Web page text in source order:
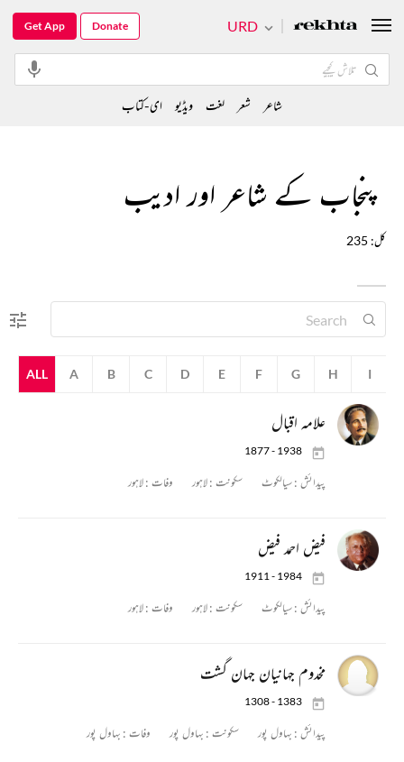
پنجاب کے شاعر اور ادیب
کل: 235
ALL A B C D E F G H I
علامہ اقبال
1877 - 1938
پیدائش :سیالکوٹ سکونت :لاہور وفات :لاہور
فیض احمد فیض
1911 - 1984
پیدائش :سیالکوٹ سکونت :لاہور وفات :لاہور
مخدوم جہانیان جہان گشت
1308 - 1383
پیدائش : بہاول پور سکونت : بہاول پور وفات : بہاول پور
URD
Get App Donate
شاعر شعر لغت ویڈیو ای-کتاب